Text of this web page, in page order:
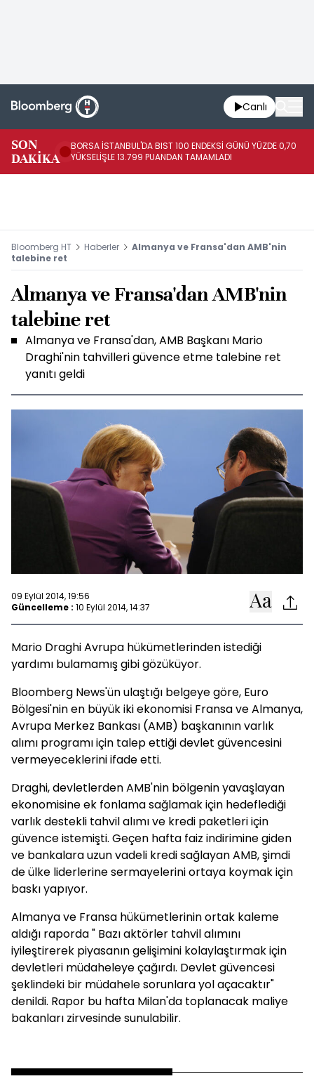
Canlı
SON
DAKİKA
BORSA İSTANBUL'DA BIST 100 ENDEKSİ GÜNÜ YÜZDE 0,70
YÜKSELİŞLE 13.799 PUANDAN TAMAMLADI
Bloomberg HT Haberler
Almanya ve Fransa'dan AMB'nin
talebine ret
Almanya ve Fransa'dan AMB'nin
talebine ret
Almanya ve Fransa'dan, AMB Başkanı Mario
Draghi'nin tahvilleri güvence etme talebine ret
yanıtı geldi
09 Eylül 2014, 19:56
Güncelleme : 10 Eylül 2014, 14:37
Mario Draghi Avrupa hükümetlerinden istediği
yardımı bulamamış gibi gözüküyor.
Bloomberg News'ün ulaştığı belgeye göre, Euro
Bölgesi'nin en büyük iki ekonomisi Fransa ve Almanya,
Avrupa Merkez Bankası (AMB) başkanının varlık
alımı programı için talep ettiği devlet güvencesini
vermeyeceklerini ifade etti.
Draghi, devletlerden AMB'nin bölgenin yavaşlayan
ekonomisine ek fonlama sağlamak için hedeflediği
varlık destekli tahvil alımı ve kredi paketleri için
güvence istemişti. Geçen hafta faiz indirimine giden
ve bankalara uzun vadeli kredi sağlayan AMB, şimdi
de ülke liderlerine sermayelerini ortaya koymak için
baskı yapıyor.
Almanya ve Fransa hükümetlerinin ortak kaleme
aldığı raporda " Bazı aktörler tahvil alımını
iyileştirerek piyasanın gelişimini kolaylaştırmak için
devletleri müdaheleye çağırdı. Devlet güvencesi
şeklindeki bir müdahele sorunlara yol açacaktır"
denildi. Rapor bu hafta Milan'da toplanacak maliye
bakanları zirvesinde sunulabilir.